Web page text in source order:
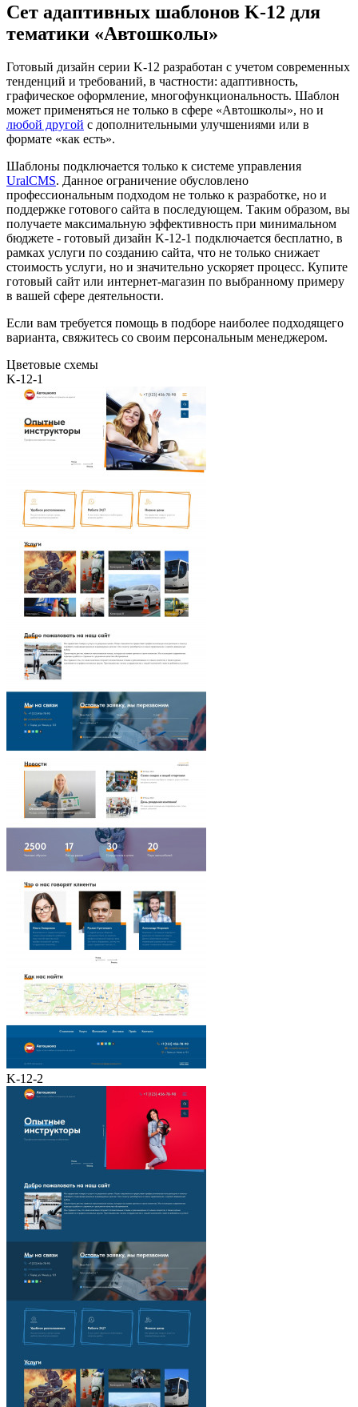
Сет адаптивных шаблонов K-12 для
тематики «Автошколы»
Готовый дизайн серии K-12 разработан с учетом современных
тенденций и требований, в частности: адаптивность,
графическое оформление, многофункциональность. Шаблон
может применяться не только в сфере «Автошколы», но и
любой другой с дополнительными улучшениями или в
формате «как есть».
Шаблоны подключается только к системе управления
UralCMS. Данное ограничение обусловлено
профессиональным подходом не только к разработке, но и
поддержке готового сайта в последующем. Таким образом, вы
получаете максимальную эффективность при минимальном
бюджете - готовый дизайн K-12-1 подключается бесплатно, в
рамках услуги по созданию сайта, что не только снижает
стоимость услуги, но и значительно ускоряет процесс. Купите
готовый сайт или интернет-магазин по выбранному примеру
в вашей сфере деятельности.
Если вам требуется помощь в подборе наиболее подходящего
варианта, свяжитесь со своим персональным менеджером.
Цветовые схемы
K-12-1
K-12-2